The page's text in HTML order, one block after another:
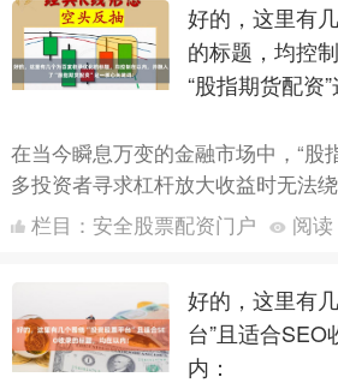
好的，这里有
的标题，均控
“股指期货配资
在当今瞬息万变的金融市场中，“股
多投资者寻求杠杆放大收益时无法
把锋利的双刃剑，既能凭借资金杠
润，也潜藏....
栏目： 安全股票配资门户 阅读
好的，这里有
台”且适合
内：